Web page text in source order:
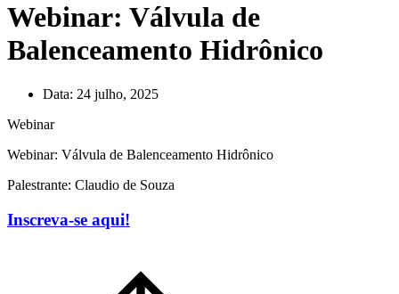
Webinar: Válvula de
Balenceamento Hidrônico
Data: 24 julho, 2025
Webinar
Webinar: Válvula de Balenceamento Hidrônico
Palestrante: Claudio de Souza
Inscreva-se aqui!